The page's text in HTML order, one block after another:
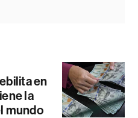
en
la
mundo